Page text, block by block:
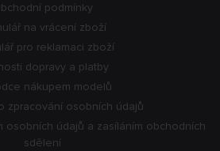
podmínky
na vrácení zboží
pro reklamaci zboží
dopravy a platby
nákupem modelů
zpracování osobních údajů
osobních údajů a zasíláním obchodních
sdělení